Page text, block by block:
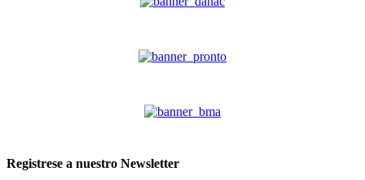
Registrese a nuestro Newsletter